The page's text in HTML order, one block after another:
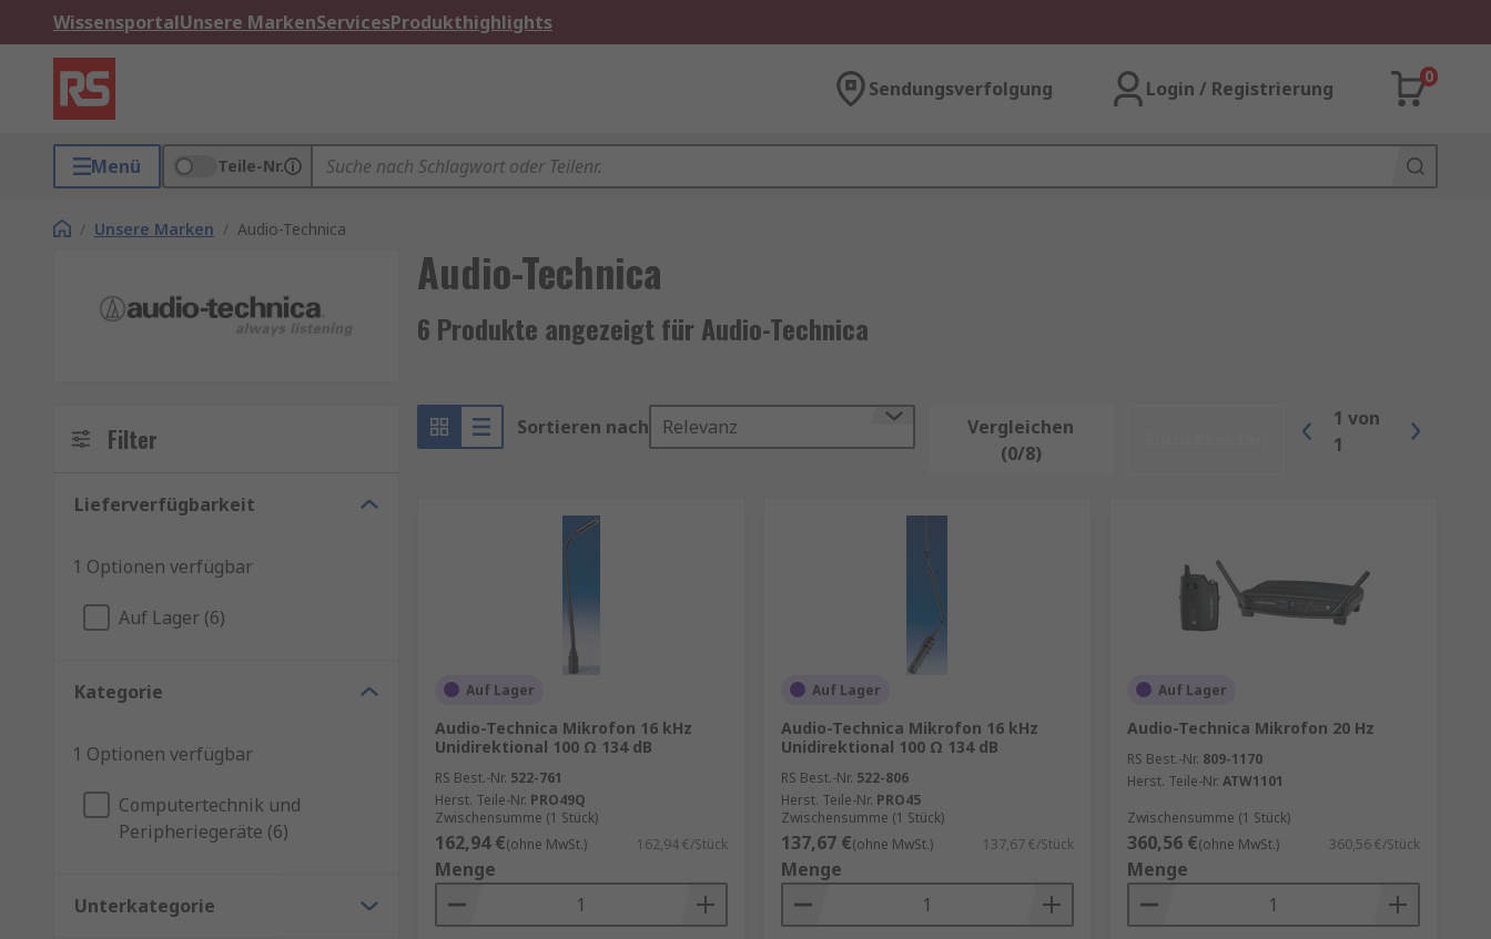
WissensportalUnsere MarkenServicesProdukthighlights
Sendungsverfolgung Login / Registrierung
0
Menü Teile-Nr.
/ Unsere Marken / Audio-Technica
Audio-Technica
6 Produkte angezeigt für Audio-Technica
Filter
Lieferverfügbarkeit
1 Optionen verfügbar
Auf Lager (6)
Kategorie
1 Optionen verfügbar
Computertechnik und
Peripheriegeräte (6)
Unterkategorie
Sortieren nach Relevanz
Vergleichen
(0/8)
1 von
1
Auf Lager
Audio-Technica Mikrofon 16 kHz
Unidirektional 100 Ω 134 dB
RS Best.-Nr. 522-761
Herst. Teile-Nr. PRO49Q
Zwischensumme (1 Stück)
162,94 €(ohne MwSt.) 162,94 €/Stück
Menge
Auf Lager
Audio-Technica Mikrofon 16 kHz
Unidirektional 100 Ω 134 dB
RS Best.-Nr. 522-806
Herst. Teile-Nr. PRO45
Zwischensumme (1 Stück)
137,67 €(ohne MwSt.) 137,67 €/Stück
Menge
Auf Lager
Audio-Technica Mikrofon 20 Hz
RS Best.-Nr. 809-1170
Herst. Teile-Nr. ATW1101
Zwischensumme (1 Stück)
360,56 €(ohne MwSt.) 360,56 €/Stück
Menge